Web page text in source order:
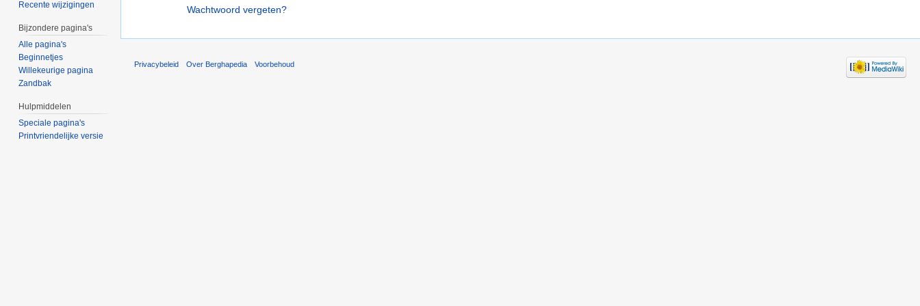
Wachtwoord vergeten?
Recente wijzigingen
Bijzondere pagina's
Alle pagina's
Beginnetjes
Willekeurige pagina
Zandbak
Hulpmiddelen
Speciale pagina's
Printvriendelijke versie
Privacybeleid Over Berghapedia Voorbehoud